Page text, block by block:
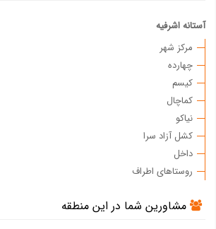
آستانه اشرفیه
مرکز شهر
چهارده
کیسم
کماچال
نیاکو
کشل آزاد سرا
داخل
روستاهای اطراف
مشاورین شما در این منطقه